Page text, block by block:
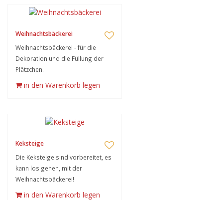
Weihnachtsbäckerei
Weihnachtsbäckerei - für die
Dekoration und die Füllung der
Plätzchen.
in den Warenkorb legen
Keksteige
Die Keksteige sind vorbereitet, es
kann los gehen, mit der
Weihnachtsbäckerei!
in den Warenkorb legen